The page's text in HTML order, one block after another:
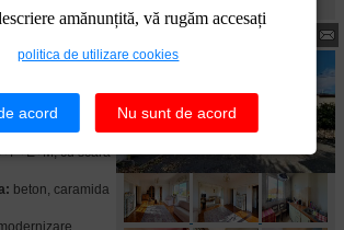
amănunțită, vă rugăm accesați
politica de utilizare cookies
acord Nu sunt de acord
camere, in Ploiesti, judetul Prahova
Casa are o
de un teren
are 10 camere, 5
cu scara
beton, caramida